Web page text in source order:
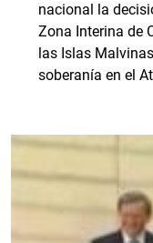
nacional la
Zona Interina de
las Islas
soberanía en el